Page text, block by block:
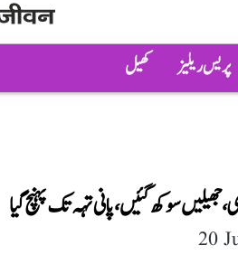
پریس ریلیز کھیل
جھیلیں سوکھ گئیں، پانی تہہ تک پہنچ گیا
20